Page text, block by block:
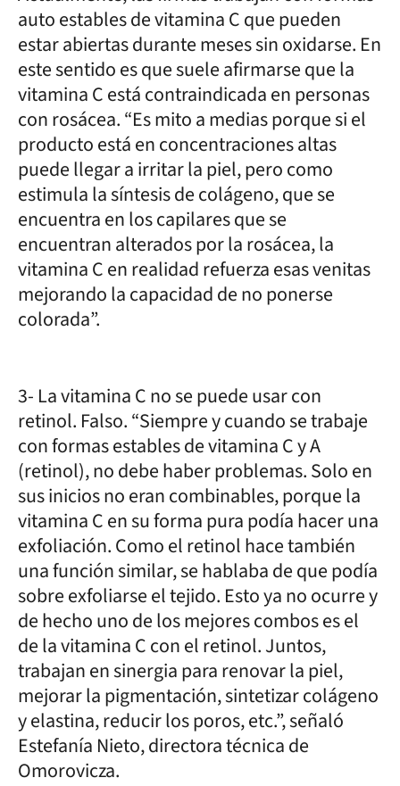
auto estables de vitamina C que pueden
estar abiertas durante meses sin oxidarse. En
este sentido es que suele afirmarse que la
vitamina C está contraindicada en personas
con rosácea. “Es mito a medias porque si el
producto está en concentraciones altas
puede llegar a irritar la piel, pero como
estimula la síntesis de colágeno, que se
encuentra en los capilares que se
encuentran alterados por la rosácea, la
vitamina C en realidad refuerza esas venitas
mejorando la capacidad de no ponerse
colorada”.
3- La vitamina C no se puede usar con
retinol. Falso. “Siempre y cuando se trabaje
con formas estables de vitamina C y A
(retinol), no debe haber problemas. Solo en
sus inicios no eran combinables, porque la
vitamina C en su forma pura podía hacer una
exfoliación. Como el retinol hace también
una función similar, se hablaba de que podía
sobre exfoliarse el tejido. Esto ya no ocurre y
de hecho uno de los mejores combos es el
de la vitamina C con el retinol. Juntos,
trabajan en sinergia para renovar la piel,
mejorar la pigmentación, sintetizar colágeno
y elastina, reducir los poros, etc.”, señaló
Estefanía Nieto, directora técnica de
Omorovicza.